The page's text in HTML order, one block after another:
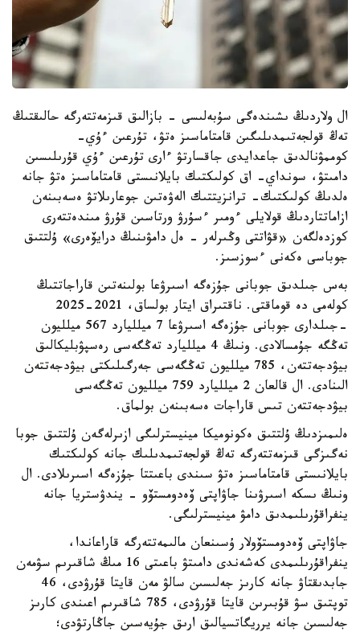
ال ولاردىڭ ىشىندەگى سۇبەلىسى - بازالىق قىزمەتتەرگە حالىقتىڭ
تەڭ قولجەتىمدىلىگىن قامتاماسىز ەتۋ، تۇرعىن ءۇي-
كوممۋنالدىق جاعدايدى جاقسارتۋ ءارى تۇرعىن ءۇي قۇرىلىسىن
دامىتۋ، سونداي- اق كولىكتىك بايلانىستى قامتاماسىز ەتۋ جانە
ەلدىڭ كولىكتىك- ترانزيتتىك الەۋەتىن جوعارىلاتۋ ەسەبىنەن
ازاماتتاردىڭ قولايلى ءومىر ءسۇرۋ ورتاسىن قۇرۋ مىندەتتەرى
كوزدەلگەن «قۋاتتى وڭىرلەر - ەل دامۋىنىڭ درايۆەرى» ۇلتتىق
جوباسى ەكەنى ءسوزسىز.
بەس جىلدىق جوبانى جۇزەگە اسىرۋعا بولىنەتىن قاراجاتتىڭ
كولەمى دە قوماقتى. ناقتىراق ايتار بولساق، 2021-2025
-جىلدارى جوبانى جۇزەگە اسىرۋعا 7 ميلليارد 567 ميلليون
تەڭگە جۇمسالادى. ونىڭ 4 ميلليارد تەڭگەسى رەسپۋبليكالىق
بيۋدجەتتەن، 785 ميلليون تەڭگەسى جەرگىلىكتى بيۋدجەتتەن
الىنادى. ال قالعان 2 ميلليارد 759 ميلليون تەڭگەسى
بيۋدجەتتەن تىس قاراجات ەسەبىنەن بولماق.
ەلىمىزدىڭ ۇلتتىق ەكونوميكا مينيسترلىگى ازىرلەگەن ۇلتتىق جوبا
نەگىزگى قىزمەتتەرگە تەڭ قولجەتىمدىلىك جانە كولىكتىك
بايلانىستى قامتاماسىز ەتۋ سىندى باعىتتا جۇزەگە اسىرىلادى. ال
ونىڭ ىسكە اسىرۋىنا جاۋاپتى ۆەدومستۆو - يندۋستريا جانە
ينفراقۇرىلىمدىق دامۋ مينيسترلىگى.
جاۋاپتى ۆەدومستۆولار ۇسىنعان مالىمەتتەرگە قاراعاندا،
ينفراقۇرىلىمدى كەشەندى دامىتۋ باعىتى 16 مىڭ شاقىرىم سۋمەن
جابدىقتاۋ جانە كارىز جەلىسىن سالۋ مەن قايتا قۇرۋدى، 46
توپتىق سۋ قۇبىرىن قايتا قۇرۋدى، 785 شاقىرىم اعىندى كارىز
جەلىسىن جانە يرريگاتسيالىق ارىق جۇيەسىن جاڭارتۋدى؛